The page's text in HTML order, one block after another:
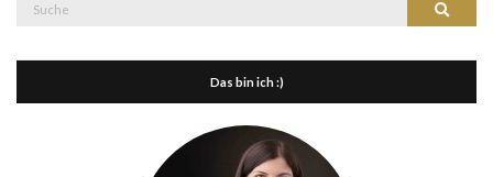
Suche
Das bin ich :)